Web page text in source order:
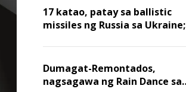
17 katao, patay sa ballistic
missiles ng Russia sa Ukraine;
nawasak
Dumagat-Remontados,
nagsagawa ng Rain Dance sa